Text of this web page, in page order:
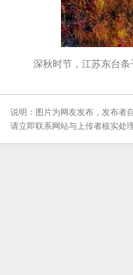
深秋时节，江苏东台条子
说明：图片为网友发布，发布者
请立即联系网站与上传者核实处